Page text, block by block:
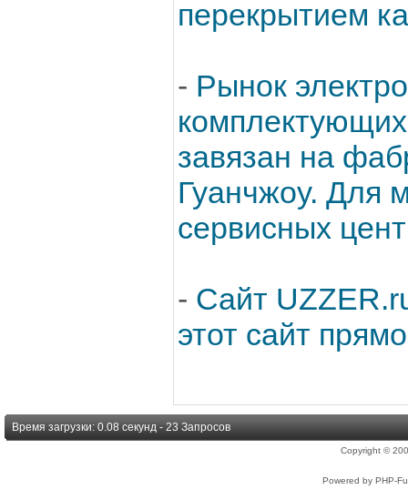
перекрытием
- Рынок
завязан на
Гуанчжоу. Для
сервисных
- Сайт
этот сайт
Время загрузки: 0.08 секунд - 23 Запросов
Copyright ©
Powered by PHP-